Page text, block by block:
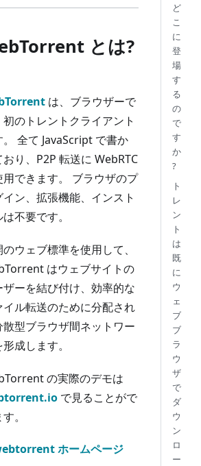
とは?
は、ブラウザーで
初のトレントクライアント
。 全て JavaScript で書か
おり、P2P 転送に WebRTC
用できます。 ブラウザのプ
イン、拡張機能、インスト
不要です。
ウェブ標準を使用して、
はウェブサイトの
ザーを結び付け、効率的な
イル転送のために分配され
散型ブラウザ間ネットワー
成します。
の実際のデモは
で見ることがで
。
ど
こ
に
登
場
す
る
の
で
す
か
?
ト
レ
ン
ト
は
既
に
ウ
ェ
ブ
ブ
ラ
ウ
ザ
で
ダ
ウ
ン
ロ
ー